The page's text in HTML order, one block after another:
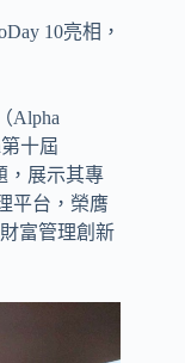
10亮相，
Alpha
十屆
，展示其專
平台，榮膺
富管理創新